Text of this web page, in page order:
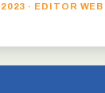
· EDITOR WEB